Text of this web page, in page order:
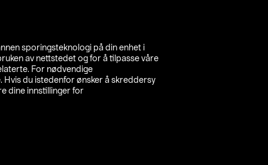
sporingsteknologi på din enhet i
av nettstedet og for å tilpasse våre
For nødvendige
Hvis du istedenfor ønsker å skreddersy
dine innstillinger for